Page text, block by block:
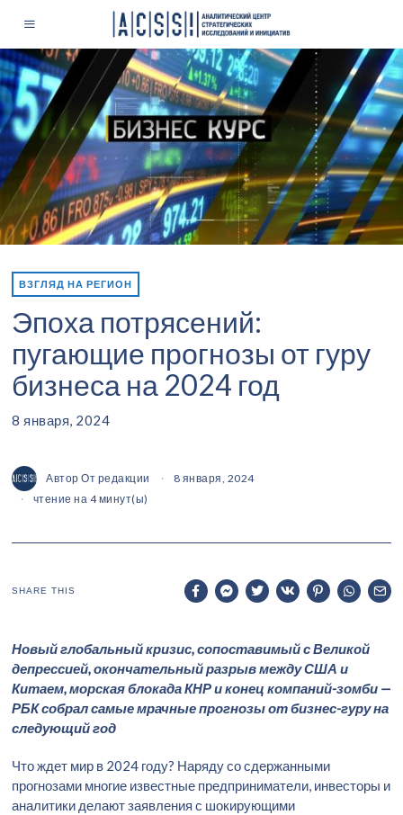
ВЗГЛЯД НА РЕГИОН
Эпоха потрясений:
пугающие прогнозы от гуру
бизнеса на 2024 год
8 января, 2024
АвторОт редакции
8 января, 2024
чтение на 4 минут(ы)
SHARE THIS
Новый глобальный кризис, сопоставимый с Великой
депрессией, окончательный разрыв между США и
Китаем, морская блокада КНР и конец компаний-зомби —
РБК собрал самые мрачные прогнозы от бизнес-гуру на
следующий год
Что ждет мир в 2024 году? Наряду со сдержанными
прогнозами многие известные предприниматели, инвесторы и
аналитики делают заявления с шокирующими